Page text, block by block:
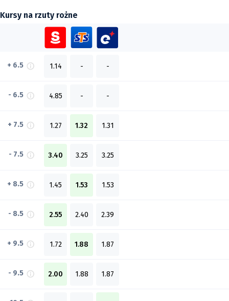
Kursy na rzuty rożne
+ 6.5 1.14 - -
- 6.5 4.85 - -
+ 7.5 1.27 1.32 1.31
- 7.5 3.40 3.25 3.25
+ 8.5 1.45 1.53 1.53
- 8.5 2.55 2.40 2.39
+ 9.5 1.72 1.88 1.87
- 9.5 2.00 1.88 1.87